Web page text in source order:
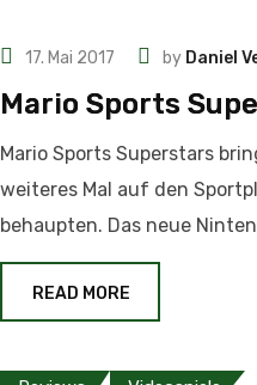
17. Mai 2017 by Daniel
Mario Sports
Mario Sports Superstars
weiteres Mal auf den
behaupten. Das neue
READ MORE